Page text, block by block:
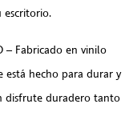
– Fabricado en vinilo
está hecho para durar y
disfrute duradero tanto